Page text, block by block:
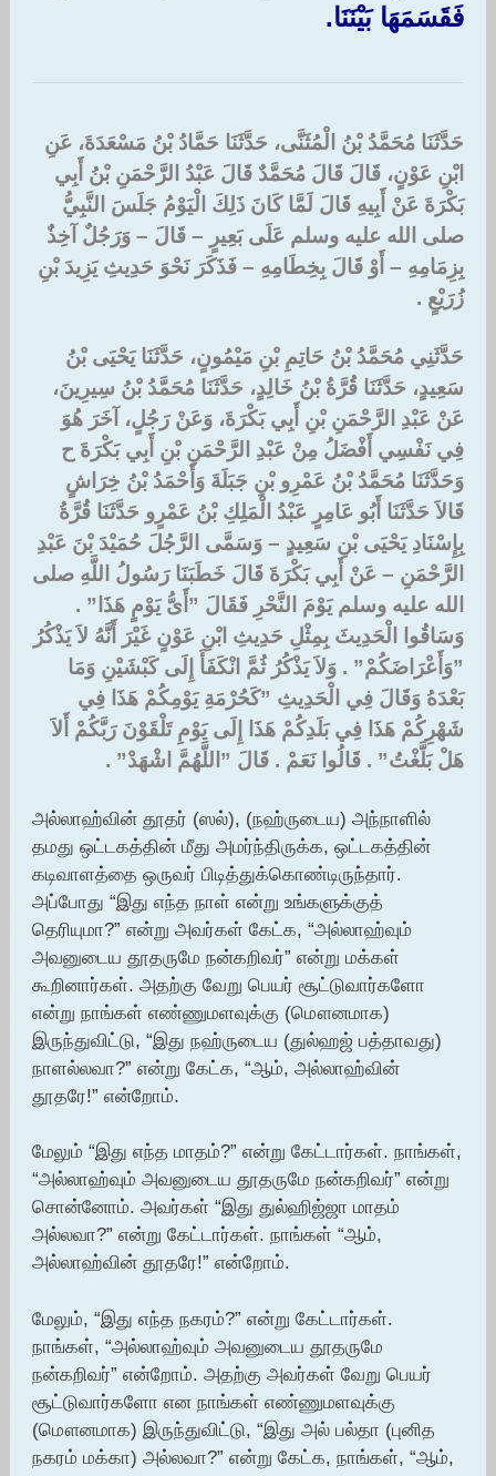
فَقَسَمَهَا بَيْنَنَا‏.‏
حَدَّثَنَا مُحَمَّدُ بْنُ الْمُثَنَّى، حَدَّثَنَا حَمَّادُ بْنُ مَسْعَدَةَ، عَنِ
ابْنِ عَوْنٍ، قَالَ قَالَ مُحَمَّدٌ قَالَ عَبْدُ الرَّحْمَنِ بْنُ أَبِي
بَكْرَةَ عَنْ أَبِيهِ قَالَ لَمَّا كَانَ ذَلِكَ الْيَوْمُ جَلَسَ النَّبِيُّ
صلى الله عليه وسلم عَلَى بَعِيرٍ – قَالَ – وَرَجُلٌ آخِذٌ
بِزِمَامِهِ – أَوْ قَالَ بِخِطَامِهِ – فَذَكَرَ نَحْوَ حَدِيثِ يَزِيدَ بْنِ
زُرَيْعٍ ‏.‏
حَدَّثَنِي مُحَمَّدُ بْنُ حَاتِمِ بْنِ مَيْمُونٍ، حَدَّثَنَا يَحْيَى بْنُ
سَعِيدٍ، حَدَّثَنَا قُرَّةُ بْنُ خَالِدٍ، حَدَّثَنَا مُحَمَّدُ بْنُ سِيرِينَ،
عَنْ عَبْدِ الرَّحْمَنِ بْنِ أَبِي بَكْرَةَ، وَعَنْ رَجُلٍ، آخَرَ هُوَ
فِي نَفْسِي أَفْضَلُ مِنْ عَبْدِ الرَّحْمَنِ بْنِ أَبِي بَكْرَةَ ح
وَحَدَّثَنَا مُحَمَّدُ بْنُ عَمْرِو بْنِ جَبَلَةَ وَأَحْمَدُ بْنُ خِرَاشٍ
قَالاَ حَدَّثَنَا أَبُو عَامِرٍ عَبْدُ الْمَلِكِ بْنُ عَمْرٍو حَدَّثَنَا قُرَّةُ
بِإِسْنَادِ يَحْيَى بْنِ سَعِيدٍ – وَسَمَّى الرَّجُلَ حُمَيْدَ بْنَ عَبْدِ
الرَّحْمَنِ – عَنْ أَبِي بَكْرَةَ قَالَ خَطَبَنَا رَسُولُ اللَّهِ صلى
الله عليه وسلم يَوْمَ النَّحْرِ فَقَالَ ‏”‏أَىُّ يَوْمٍ هَذَا‏”‏ ‏.‏
وَسَاقُوا الْحَدِيثَ بِمِثْلِ حَدِيثِ ابْنِ عَوْنٍ غَيْرَ أَنَّهُ لاَ يَذْكُرُ
‏”وَأَعْرَاضَكُمْ‏”‏ ‏.‏ وَلاَ يَذْكُرُ ثُمَّ انْكَفَأَ إِلَى كَبْشَيْنِ وَمَا
بَعْدَهُ وَقَالَ فِي الْحَدِيثِ ‏”كَحُرْمَةِ يَوْمِكُمْ هَذَا فِي
شَهْرِكُمْ هَذَا فِي بَلَدِكُمْ هَذَا إِلَى يَوْمِ تَلْقَوْنَ رَبَّكُمْ أَلاَ
هَلْ بَلَّغْتُ‏”‏ ‏.‏ قَالُوا نَعَمْ ‏.‏ قَالَ ‏”اللَّهُمَّ اشْهَدْ‏”‏ ‏.‏
அல்லாஹ்வின் தூதர் (ஸல்), (நஹ்ருடைய) அந்நாளில்
தமது ஒட்டகத்தின் மீது அமர்ந்திருக்க, ஒட்டகத்தின்
கடிவாளத்தை ஒருவர் பிடித்துக்கொண்டிருந்தார்.
அப்போது “இது எந்த நாள் என்று உங்களுக்குத்
தெரியுமா?” என்று அவர்கள் கேட்க, “அல்லாஹ்வும்
அவனுடைய தூதருமே நன்கறிவர்” என்று மக்கள்
கூறினார்கள். அதற்கு வேறு பெயர் சூட்டுவார்களோ
என்று நாங்கள் எண்ணுமளவுக்கு (மௌனமாக)
இருந்துவிட்டு, “இது நஹ்ருடைய (துல்ஹஜ் பத்தாவது)
நாளல்லவா?” என்று கேட்க, “ஆம், அல்லாஹ்வின்
தூதரே!” என்றோம்.
மேலும் “இது எந்த மாதம்?” என்று கேட்டார்கள். நாங்கள்,
“அல்லாஹ்வும் அவனுடைய தூதருமே நன்கறிவர்” என்று
சொன்னோம். அவர்கள் “இது துல்ஹிஜ்ஜா மாதம்
அல்லவா?” என்று கேட்டார்கள். நாங்கள் “ஆம்,
அல்லாஹ்வின் தூதரே!” என்றோம்.
மேலும், “இது எந்த நகரம்?” என்று கேட்டார்கள்.
நாங்கள், “அல்லாஹ்வும் அவனுடைய தூதருமே
நன்கறிவர்” என்றோம். அதற்கு அவர்கள் வேறு பெயர்
சூட்டுவார்களோ என நாங்கள் எண்ணுமளவுக்கு
(மௌனமாக) இருந்துவிட்டு, “இது அல் பல்தா (புனித
நகரம் மக்கா) அல்லவா?” என்று கேட்க, நாங்கள், “ஆம்,